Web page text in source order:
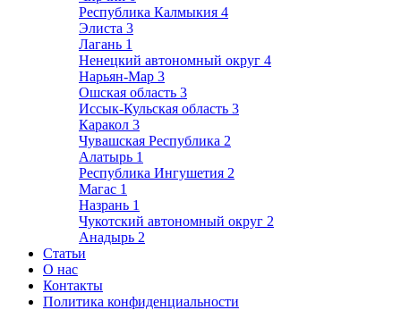
Республика Калмыкия 4
Элиста 3
Лагань 1
Ненецкий автономный округ 4
Нарьян-Мар 3
Ошская область 3
Иссык-Кульская область 3
Каракол 3
Чувашская Республика 2
Алатырь 1
Республика Ингушетия 2
Магас 1
Назрань 1
Чукотский автономный округ 2
Анадырь 2
Статьи
О нас
Контакты
Политика конфиденциальности